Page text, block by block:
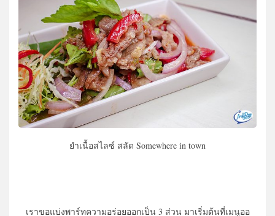
ยำเนื้อสไลซ์ สลัด Somewhere in town
เราขอแบ่งพาร์ทความอร่อยออกเป็น 3 ส่วน มาเริ่มต้นที่เมนูออ